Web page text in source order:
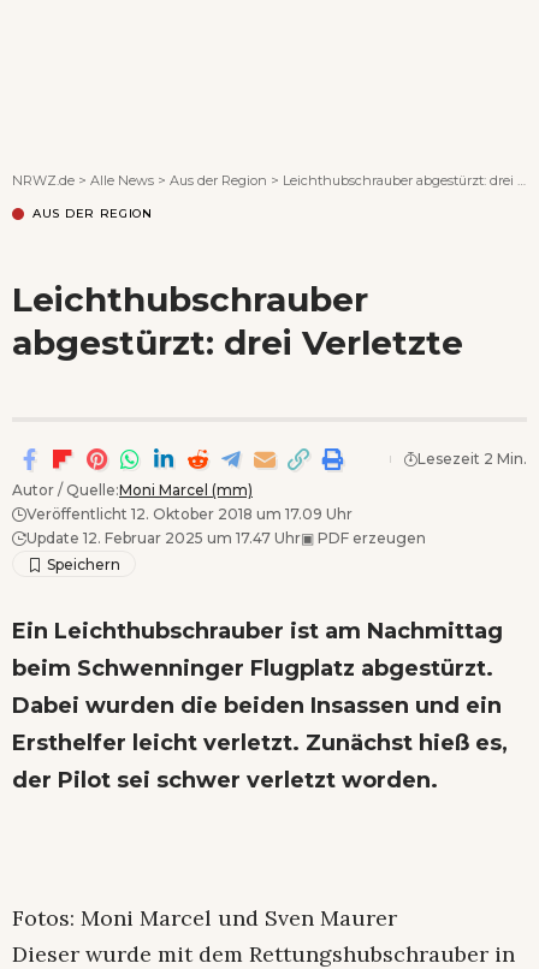
NRWZ.de > Alle News > Aus der Region > Leichthubschrauber abgestürzt: drei Verletzte
AUS DER REGION
Leichthubschrauber
abgestürzt: drei Verletzte
Autor / Quelle:Moni Marcel (mm)
Veröffentlicht 12. Oktober 2018 um 17.09 Uhr
Update 12. Februar 2025 um 17.47 Uhr▣ PDF erzeugen
Lesezeit 2 Min.
Ein Leichthubschrauber ist am Nachmittag
beim Schwenninger Flugplatz abgestürzt.
Dabei wurden die beiden Insassen und ein
Ersthelfer leicht verletzt. Zunächst hieß es,
der Pilot sei schwer verletzt worden.
Fotos: Moni Marcel und Sven Maurer
Dieser wurde mit dem Rettungshubschrauber in